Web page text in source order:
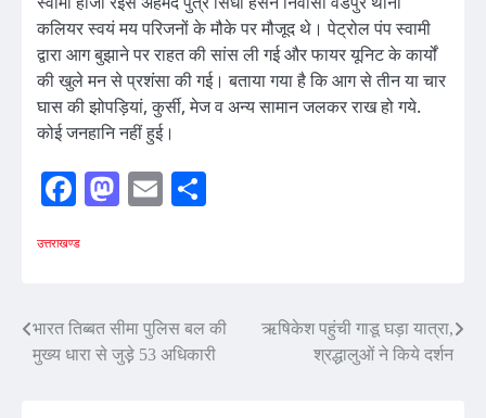
कलियर स्वयं मय परिजनों के मौके पर मौजूद थे। पेट्रोल पंप स्वामी
द्वारा आग बुझाने पर राहत की सांस ली गई और फायर यूनिट के कार्यों
की खुले मन से प्रशंसा की गई। बताया गया है कि आग से तीन या चार
घास की झोपड़ियां, कुर्सी, मेज व अन्य सामान जलकर राख हो गये.
कोई जनहानि नहीं हुई।
Facebook
Mastodon
Email
उत्तराखण्ड
Post
navigation
भारत तिब्बत सीमा पुलिस बल की
मुख्य धारा से जुड़े़ 53 अधिकारी
ऋषिकेश पहुंची गाडू घड़ा यात्रा,
श्रद्धालुओं ने किये दर्शन